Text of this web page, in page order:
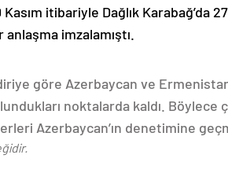
itibariyle Dağlık Karabağ’da
imzalamıştı.
göre Azerbaycan ve
noktalarda kaldı. Böylece
Azerbaycan’ın denetimine